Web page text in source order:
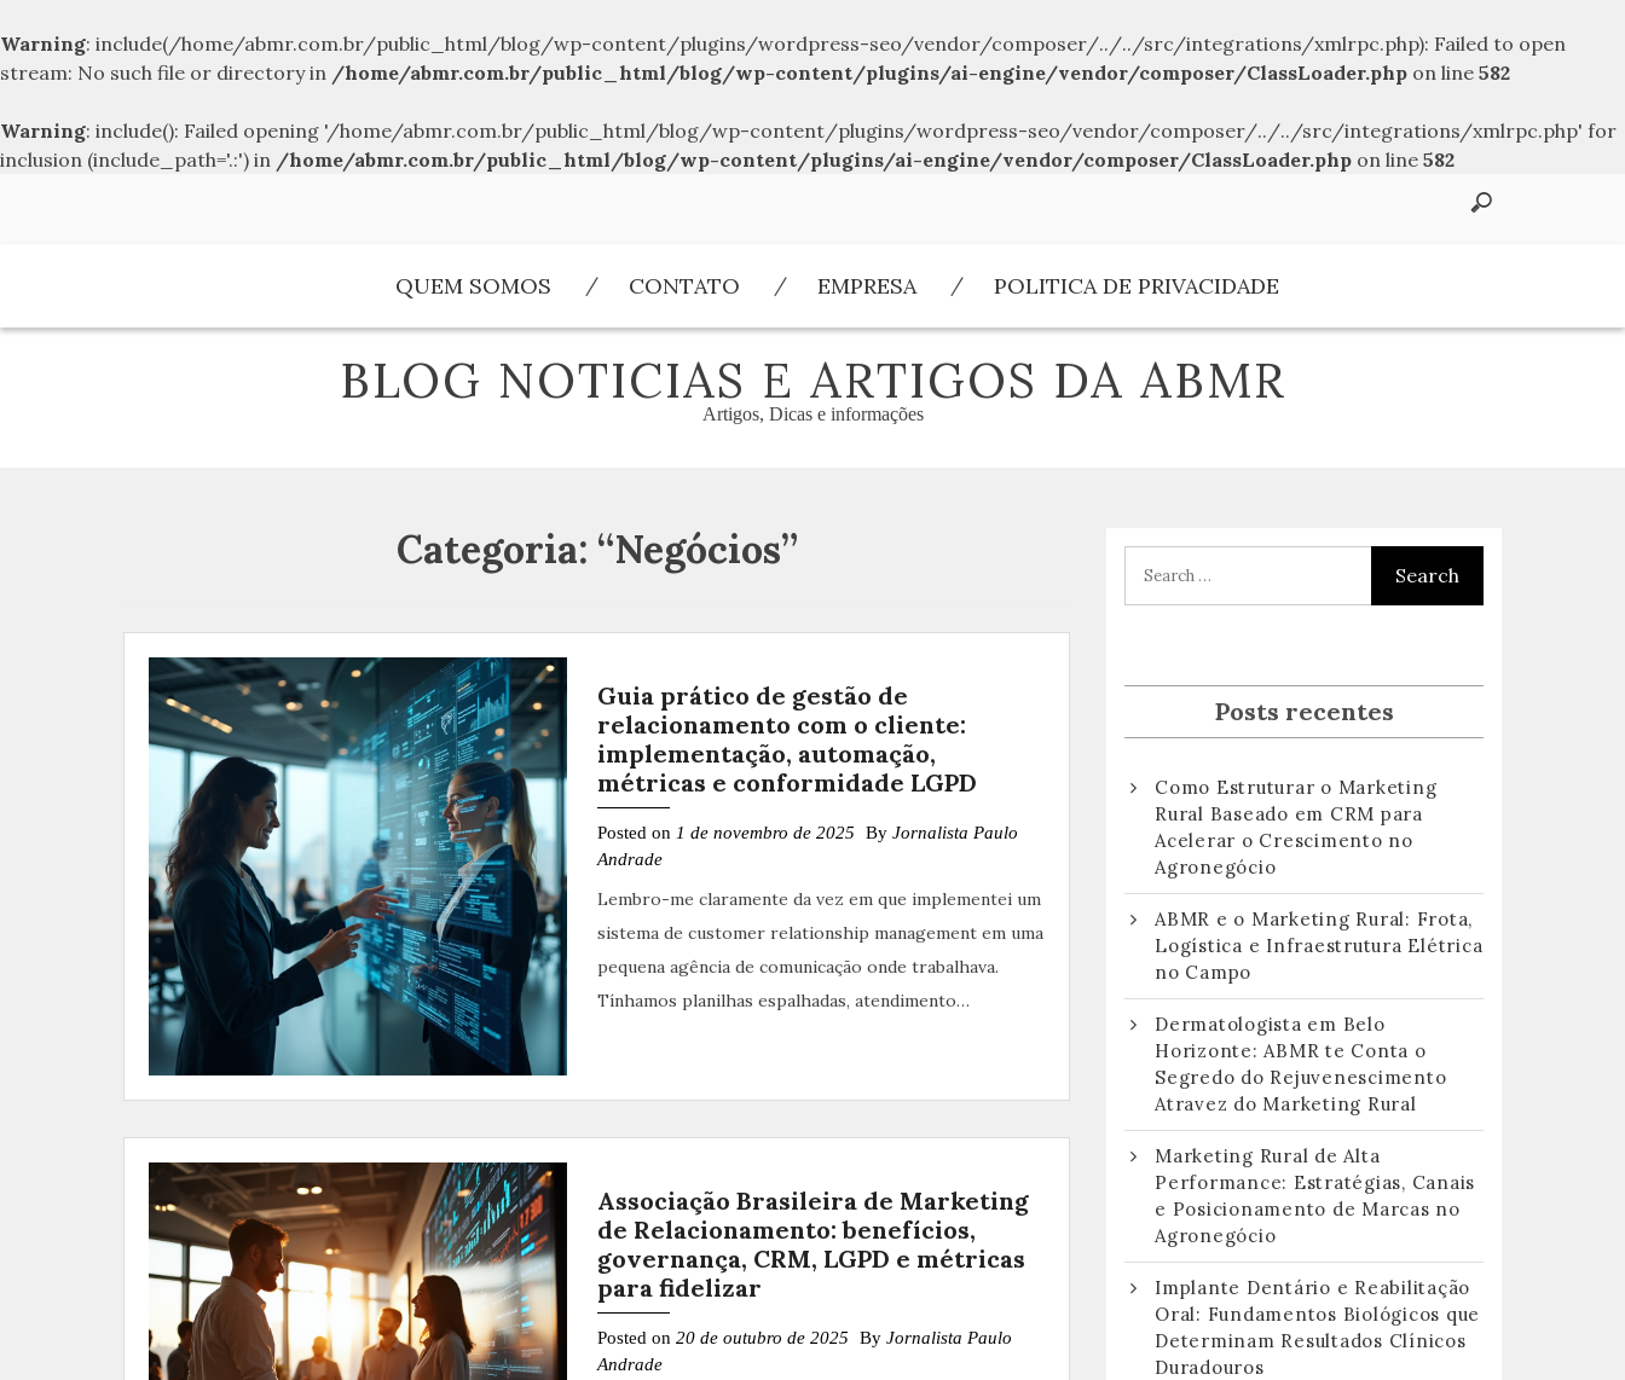
Warning: include(/home/abmr.com.br/public_html/blog/wp-content/plugins/wordpress-seo/vendor/composer/../../src/integrations/xmlrpc.php): Failed to open
stream: No such file or directory in /home/abmr.com.br/public_html/blog/wp-content/plugins/ai-engine/vendor/composer/ClassLoader.php on line 582
Warning: include(): Failed opening '/home/abmr.com.br/public_html/blog/wp-content/plugins/wordpress-seo/vendor/composer/../../src/integrations/xmlrpc.php' for
inclusion (include_path='.:') in /home/abmr.com.br/public_html/blog/wp-content/plugins/ai-engine/vendor/composer/ClassLoader.php on line 582
QUEM SOMOS CONTATO EMPRESA POLITICA DE PRIVACIDADE
BLOG NOTICIAS E ARTIGOS DA ABMR
Artigos, Dicas e informações
Categoria: “Negócios”
Guia prático de gestão de
relacionamento com o cliente:
implementação, automação,
métricas e conformidade LGPD
Posted on 1 de novembro de 2025 By Jornalista Paulo
Andrade
Lembro-me claramente da vez em que implementei um
sistema de customer relationship management em uma
pequena agência de comunicação onde trabalhava.
Tínhamos planilhas espalhadas, atendimento…
Associação Brasileira de Marketing
de Relacionamento: benefícios,
governança, CRM, LGPD e métricas
para fidelizar
Posted on 20 de outubro de 2025 By Jornalista Paulo
Andrade
Posts recentes
Como Estruturar o Marketing
Rural Baseado em CRM para
Acelerar o Crescimento no
Agronegócio
ABMR e o Marketing Rural: Frota,
Logística e Infraestrutura Elétrica
no Campo
Dermatologista em Belo
Horizonte: ABMR te Conta o
Segredo do Rejuvenescimento
Atravez do Marketing Rural
Marketing Rural de Alta
Performance: Estratégias, Canais
e Posicionamento de Marcas no
Agronegócio
Implante Dentário e Reabilitação
Oral: Fundamentos Biológicos que
Determinam Resultados Clínicos
Duradouros